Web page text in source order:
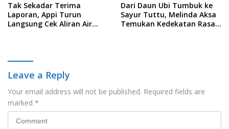
Tak Sekadar Terima
Laporan, Appi Turun
Langsung Cek Aliran Air
Dari Daun Ubi Tumbuk ke
Sayur Tuttu, Melinda Aksa
Temukan Kedekatan Rasa
Leave a Reply
Your email address will not be published. Required fields are
marked *